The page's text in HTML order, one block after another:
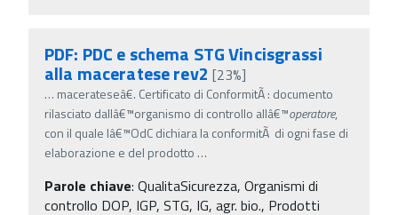
PDF: PDC e schema STG Vincisgrassi
alla maceratese rev2 [23%]
… macerateseâ€. Certificato di ConformitÃ : documento
rilasciato dallâ€™organismo di controllo allâ€™operatore,
con il quale lâ€™OdC dichiara la conformitÃ di ogni fase di
elaborazione e del prodotto …
Parole chiave: QualitaSicurezza, Organismi di
controllo DOP, IGP, STG, IG, agr. bio., Prodotti